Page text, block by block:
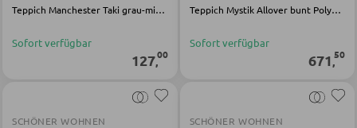
Teppich Manchester Taki grau-mix Polyester Bambusviskose
Sofort verfügbar
127,00
Teppich Mystik Allover bunt Polyester
Sofort verfügbar
671,50
SCHÖNER WOHNEN
SCHÖNER WOHNEN